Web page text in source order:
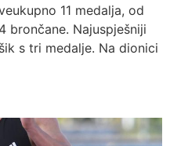
11 medalja, od
brončane. Najuspješniji
s tri medalje. Na dionici